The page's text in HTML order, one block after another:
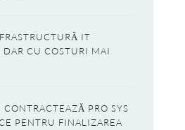
IT
DAR CU COSTURI MAI
PRO SYS
PENTRU FINALIZAREA